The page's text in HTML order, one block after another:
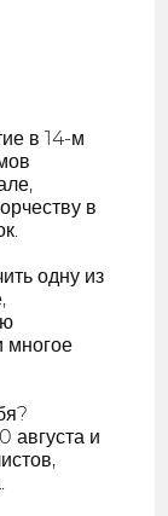
в 14-м
в
одну из
многое
августа и